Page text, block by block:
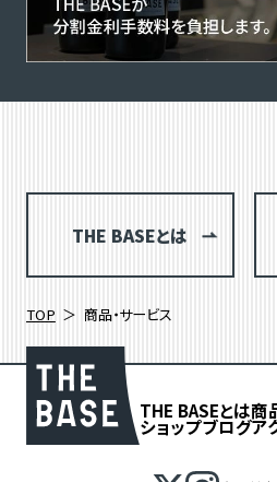
THE BASEとは
TOP 商品・サービス
THE BASEとは商
ショップブログア